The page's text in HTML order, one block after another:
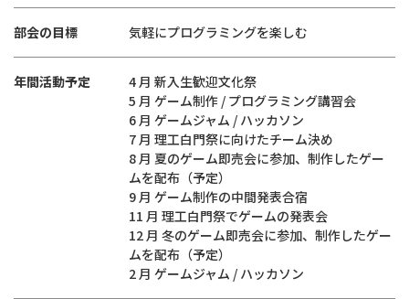
部会の目標 気軽にプログラミングを楽しむ
年間活動予定
4 月 新入生歓迎文化祭
5 月 ゲーム制作 / プログラミング講習会
6 月 ゲームジャム / ハッカソン
7 月 理工白門祭に向けたチーム決め
8 月 夏のゲーム即売会に参加、制作したゲー
ムを配布（予定）
9 月 ゲーム制作の中間発表合宿
11 月 理工白門祭でゲームの発表会
12 月 冬のゲーム即売会に参加、制作したゲー
ムを配布（予定）
2 月 ゲームジャム / ハッカソン